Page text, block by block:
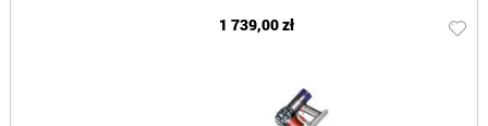
1 739,00 zł